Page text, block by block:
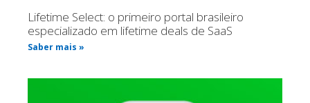
Lifetime Select: o primeiro portal brasileiro
especializado em lifetime deals de SaaS
Saber mais »